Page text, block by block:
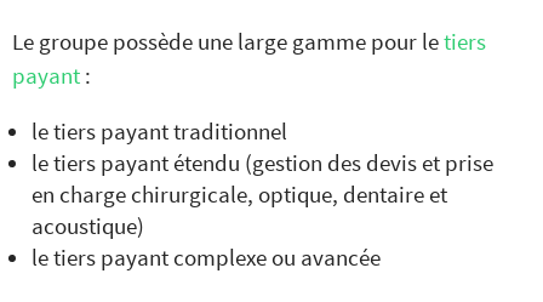
Le groupe possède une large gamme pour letiers
payant :
le tiers payant traditionnel
le tiers payant étendu (gestion des devis et prise
en charge chirurgicale, optique, dentaire et
acoustique)
le tiers payant complexe ou avancée